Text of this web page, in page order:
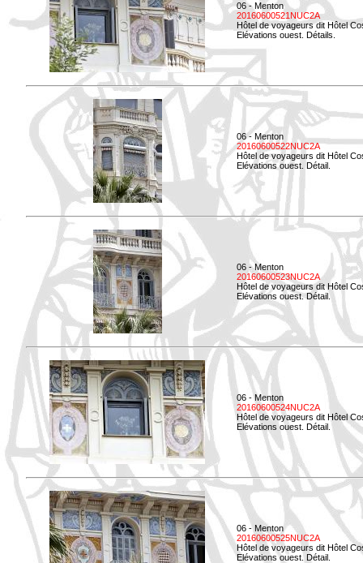
06 - Menton
20160600521NUC2A
Hôtel de voyageurs dit Hôtel
Elévations ouest. Détails.
06 - Menton
20160600522NUC2A
Hôtel de voyageurs dit Hôtel
Elévations ouest. Détail.
06 - Menton
20160600523NUC2A
Hôtel de voyageurs dit Hôtel
Elévations ouest. Détail.
06 - Menton
20160600524NUC2A
Hôtel de voyageurs dit Hôtel
Elévations ouest. Détail.
06 - Menton
20160600525NUC2A
Hôtel de voyageurs dit Hôtel
Elévations ouest. Détail.